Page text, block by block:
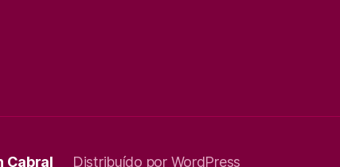
Cabral Distribuído por WordPress